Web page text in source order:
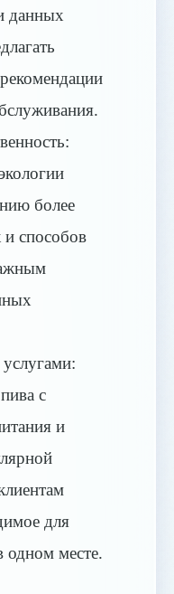
данных
более
и способов
с
и
для
одном месте.